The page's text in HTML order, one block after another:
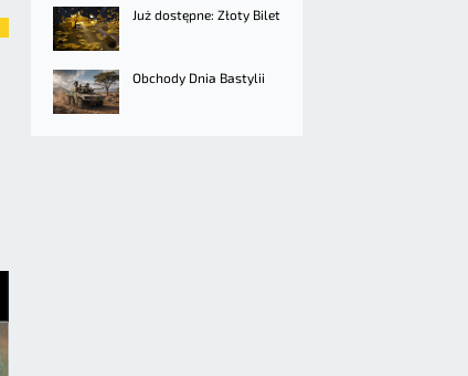
Już dostępne: Złoty Bilet
Obchody Dnia Bastylii